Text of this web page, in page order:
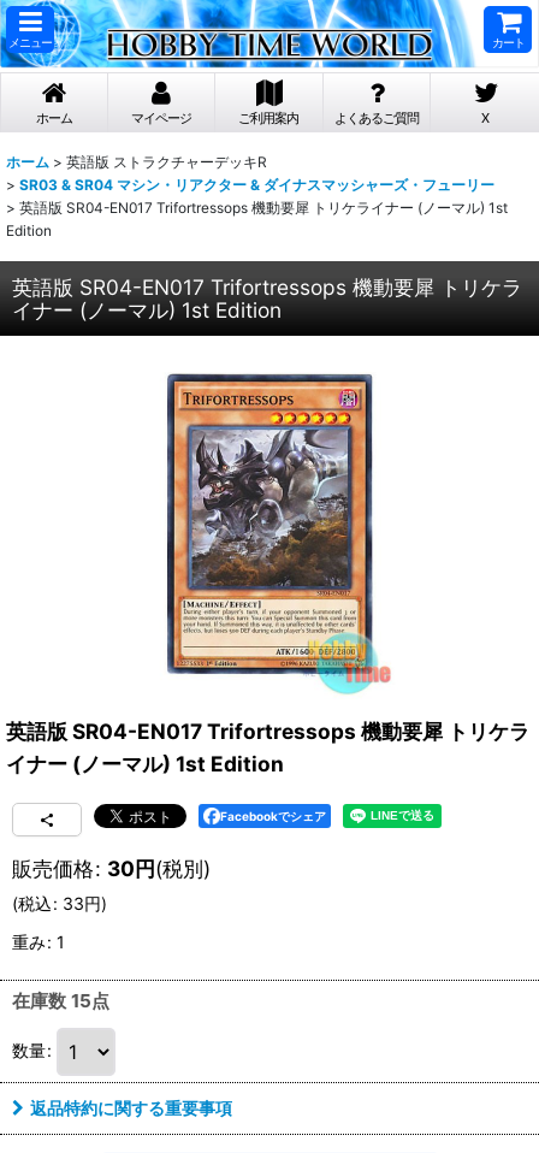
メニュー カート
ホーム マイページ ご利用案内 よくあるご質問 X
ホーム > 英語版 ストラクチャーデッキR
> SR03 & SR04 マシン・リアクター & ダイナスマッシャーズ・フューリー
> 英語版 SR04-EN017 Trifortressops 機動要犀 トリケライナー (ノーマル) 1st
Edition
英語版 SR04-EN017 Trifortressops 機動要犀 トリケラ
イナー (ノーマル) 1st Edition
英語版 SR04-EN017 Trifortressops 機動要犀 トリケラ
イナー (ノーマル) 1st Edition
Facebookでシェア
販売価格: 30円(税別)
(税込: 33円)
重み: 1
在庫数 15点
数量:
返品特約に関する重要事項